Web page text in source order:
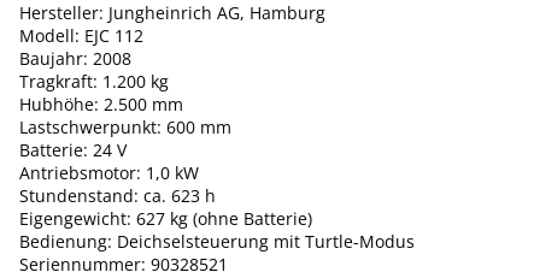
Hersteller: Jungheinrich AG, Hamburg
Modell: EJC 112
Baujahr: 2008
Tragkraft: 1.200 kg
Hubhöhe: 2.500 mm
Lastschwerpunkt: 600 mm
Batterie: 24 V
Antriebsmotor: 1,0 kW
Stundenstand: ca. 623 h
Eigengewicht: 627 kg (ohne Batterie)
Bedienung: Deichselsteuerung mit Turtle-Modus
Seriennummer: 90328521